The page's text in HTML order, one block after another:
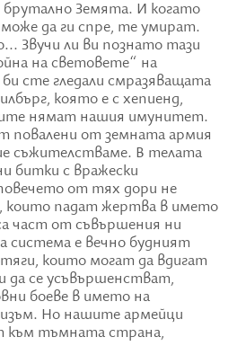
Земята. И когато
да ги спре, те умират.
Звучи ли ви познато тази
на световете“ на
сте гледали смразяващата
която е с хепиенд,
нямат нашия имунитет.
повалени от земната армия
съжителстваме. В телата
битки с вражески
от тях дори не
които падат жертва в името
част от съвършения ни
е вечно будният
които могат да вдигат
да се усъвършенстват,
боеве в името на
Но нашите армейци
към тъмната страна,